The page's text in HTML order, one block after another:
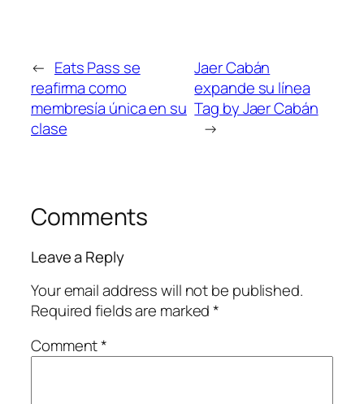
← Eats Pass se
reafirma como
membresía única en su
clase
Jaer Cabán
expande su línea
Tag by Jaer Cabán
→
Comments
Leave a Reply
Your email address will not be published.
Required fields are marked*
Comment*